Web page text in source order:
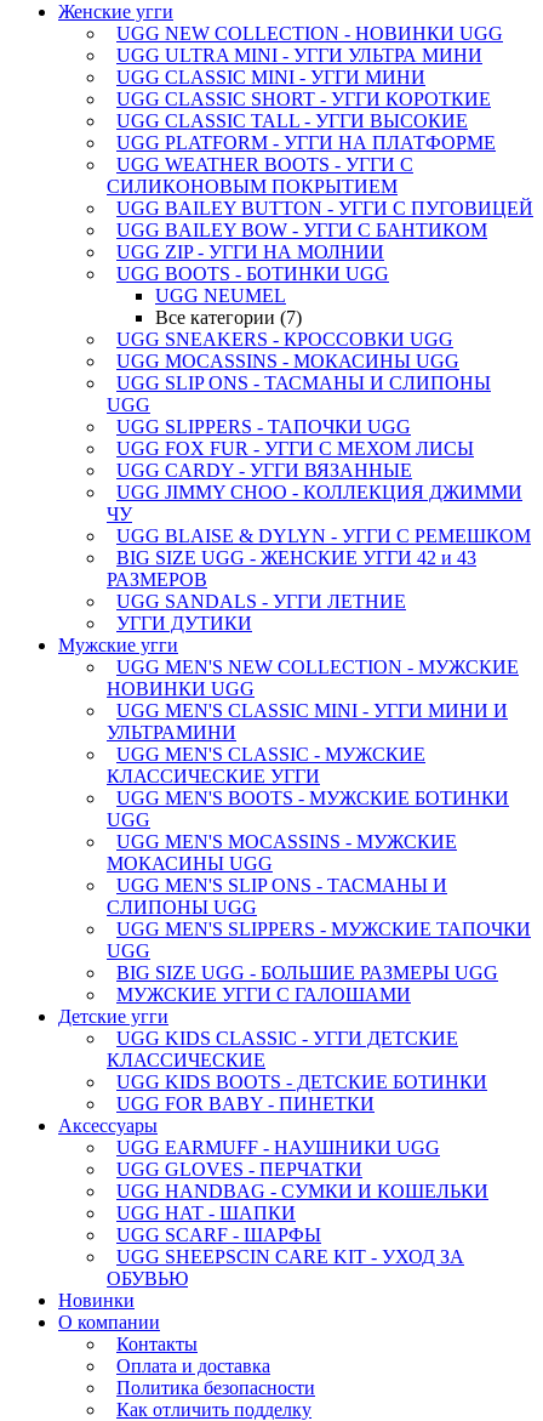
Женские угги
UGG NEW COLLECTION - НОВИНКИ UGG
UGG ULTRA MINI - УГГИ УЛЬТРА МИНИ
UGG CLASSIC MINI - УГГИ МИНИ
UGG CLASSIC SHORT - УГГИ КОРОТКИЕ
UGG CLASSIC TALL - УГГИ ВЫСОКИЕ
UGG PLATFORM - УГГИ НА ПЛАТФОРМЕ
UGG WEATHER BOOTS - УГГИ С
СИЛИКОНОВЫМ ПОКРЫТИЕМ
UGG BAILEY BUTTON - УГГИ С ПУГОВИЦЕЙ
UGG BAILEY BOW - УГГИ С БАНТИКОМ
UGG ZIP - УГГИ НА МОЛНИИ
UGG BOOTS - БОТИНКИ UGG
UGG NEUMEL
Все категории (7)
UGG SNEAKERS - КРОССОВКИ UGG
UGG MOCASSINS - МОКАСИНЫ UGG
UGG SLIP ONS - ТАСМАНЫ И СЛИПОНЫ
UGG
UGG SLIPPERS - ТАПОЧКИ UGG
UGG FOX FUR - УГГИ С МЕХОМ ЛИСЫ
UGG CARDY - УГГИ ВЯЗАННЫЕ
UGG JIMMY CHOO - КОЛЛЕКЦИЯ ДЖИММИ
ЧУ
UGG BLAISE & DYLYN - УГГИ С РЕМЕШКОМ
BIG SIZE UGG - ЖЕНСКИЕ УГГИ 42 и 43
РАЗМЕРОВ
UGG SANDALS - УГГИ ЛЕТНИЕ
УГГИ ДУТИКИ
Мужские угги
UGG MEN'S NEW COLLECTION - МУЖСКИЕ
НОВИНКИ UGG
UGG MEN'S CLASSIC MINI - УГГИ МИНИ И
УЛЬТРАМИНИ
UGG MEN'S CLASSIC - МУЖСКИЕ
КЛАССИЧЕСКИЕ УГГИ
UGG MEN'S BOOTS - МУЖСКИЕ БОТИНКИ
UGG
UGG MEN'S MOCASSINS - МУЖСКИЕ
МОКАСИНЫ UGG
UGG MEN'S SLIP ONS - ТАСМАНЫ И
СЛИПОНЫ UGG
UGG MEN'S SLIPPERS - МУЖСКИЕ ТАПОЧКИ
UGG
BIG SIZE UGG - БОЛЬШИЕ РАЗМЕРЫ UGG
МУЖСКИЕ УГГИ С ГАЛОШАМИ
Детские угги
UGG KIDS CLASSIC - УГГИ ДЕТСКИЕ
КЛАССИЧЕСКИЕ
UGG KIDS BOOTS - ДЕТСКИЕ БОТИНКИ
UGG FOR BABY - ПИНЕТКИ
Аксессуары
UGG EARMUFF - НАУШНИКИ UGG
UGG GLOVES - ПЕРЧАТКИ
UGG HANDBAG - СУМКИ И КОШЕЛЬКИ
UGG HAT - ШАПКИ
UGG SCARF - ШАРФЫ
UGG SHEEPSCIN CARE KIT - УХОД ЗА
ОБУВЬЮ
Новинки
О компании
Контакты
Оплата и доставка
Политика безопасности
Как отличить подделку